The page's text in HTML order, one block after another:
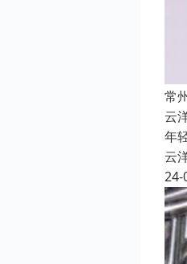
常
云
年
云
24-